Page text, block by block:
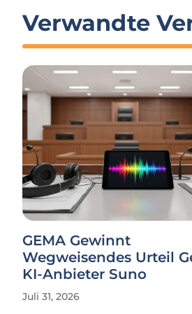
Verwandte
GEMA Gewinnt
Wegweisendes Urteil
KI-Anbieter Suno
Juli 31, 2026